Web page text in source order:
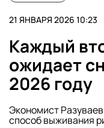
21 ЯНВАРЯ 2026 10:23
Каждый
ожидает
2026 году
Экономист
способ выживания